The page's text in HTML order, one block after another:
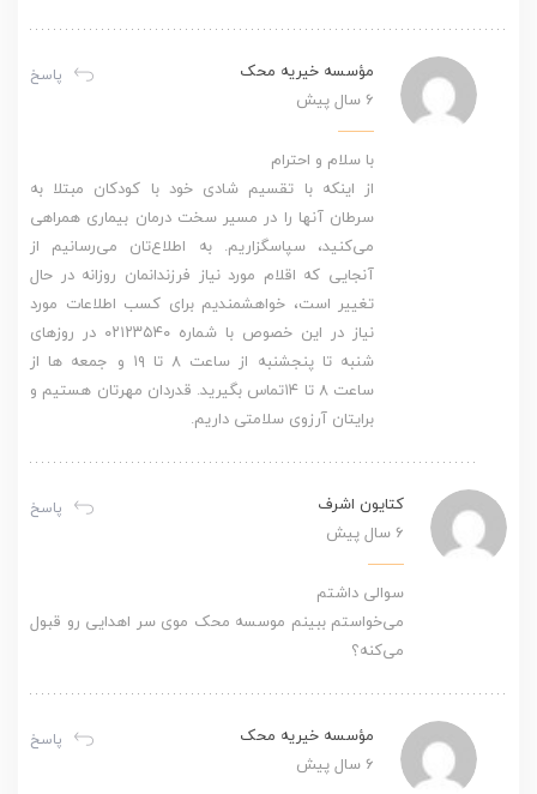
پاسخ
مؤسسه خیریه محک
6 سال پیش
با سلام و احترام
از اینکه با تقسیم شادی خود با کودکان مبتلا به
سرطان آنها را در مسیر سخت درمان بیماری همراهی
می‌کنید، سپاسگزاریم. به اطلاع‌تان می‌رسانیم از
آنجایی که اقلام مورد نیاز فرزندانمان روزانه در حال
تغییر است، خواهشمندیم برای کسب اطلاعات مورد
نیاز در این خصوص با شماره ۰۲۱۲۳۵۴۰ در روزهای
شنبه تا پنجشنبه از ساعت ۸ تا ۱۹ و جمعه ها از
ساعت ۸ تا ۱۴تماس بگیرید. قدردان مهرتان هستیم و
برایتان آرزوی سلامتی داریم.
پاسخ
کتایون اشرف
6 سال پیش
سوالی داشتم
می‌خواستم ببینم موسسه محک موی سر اهدایی رو قبول
می‌کنه؟
پاسخ
مؤسسه خیریه محک
6 سال پیش